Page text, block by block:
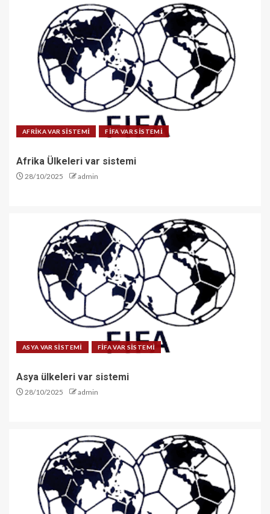
AFRİKA VAR SİSTEMİ FİFA VAR SİSTEMİ
Afrika Ülkeleri var sistemi
28/10/2025 admin
ASYA VAR SİSTEMİ FİFA VAR SİSTEMİ
Asya ülkeleri var sistemi
28/10/2025 admin